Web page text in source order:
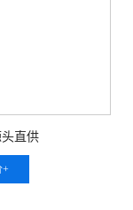
直供
+